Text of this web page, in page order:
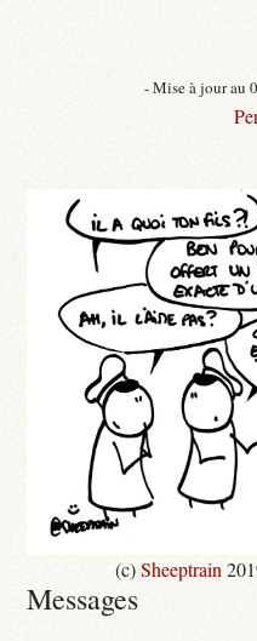
- Mise à jour au
(c)Sheeptrain
Messages